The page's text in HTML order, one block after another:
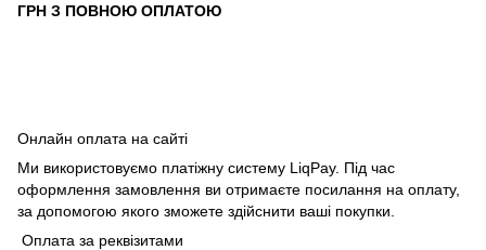
ГРН З ПОВНОЮ ОПЛАТОЮ
Онлайн оплата на сайті
Ми використовуємо платіжну систему LiqPay. Під час
оформлення замовлення ви отримаєте посилання на оплату,
за допомогою якого зможете здійснити ваші покупки.
Оплата за реквізитами